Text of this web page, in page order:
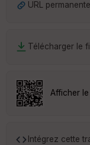
URL
Télécharger le
Afficher
Intégrez cette